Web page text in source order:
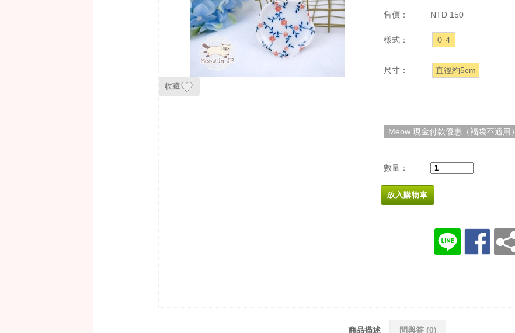
收藏
售價： NTD 150
樣式： ０４
尺寸： 直徑約5cm
Meow 現金付款優惠（福袋不適用）
數量：
放入購物車
商品描述 問與答 (0)